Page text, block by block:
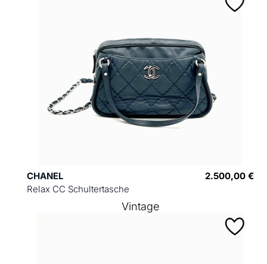
CHANEL
Relax CC Schultertasche
2.500,00 €
Vintage